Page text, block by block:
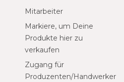
Mitarbeiter
Markiere, um Deine
Produkte hier zu
verkaufen
Zugang für
Produzenten/Handwerker